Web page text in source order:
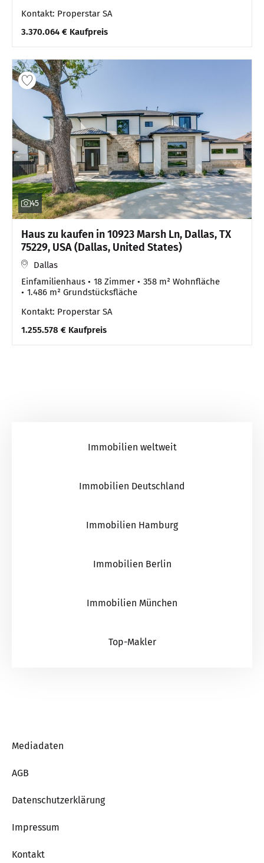
Kontakt: Properstar SA
3.370.064 € Kaufpreis
45
Haus zu kaufen in 10923 Marsh Ln, Dallas, TX
75229, USA (Dallas, United States)
Dallas
Einfamilienhaus
18 Zimmer
358 m² Wohnfläche
1.486 m² Grundstücksfläche
Kontakt: Properstar SA
1.255.578 € Kaufpreis
Immobilien weltweit
Immobilien Deutschland
Immobilien Hamburg
Immobilien Berlin
Immobilien München
Top-Makler
Mediadaten
AGB
Datenschutzerklärung
Impressum
Kontakt